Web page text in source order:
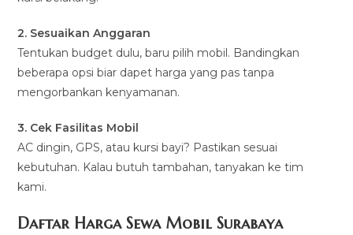
2. Sesuaikan Anggaran
Tentukan budget dulu, baru pilih mobil. Bandingkan
beberapa opsi biar dapet harga yang pas tanpa
mengorbankan kenyamanan.
3. Cek Fasilitas Mobil
AC dingin, GPS, atau kursi bayi? Pastikan sesuai
kebutuhan. Kalau butuh tambahan, tanyakan ke tim
kami.
Daftar Harga Sewa Mobil Surabaya